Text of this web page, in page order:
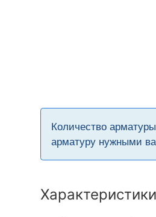
Количество
арматуру нужными
Характеристики